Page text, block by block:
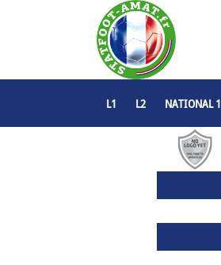
L1 L2 NATIONAL 1